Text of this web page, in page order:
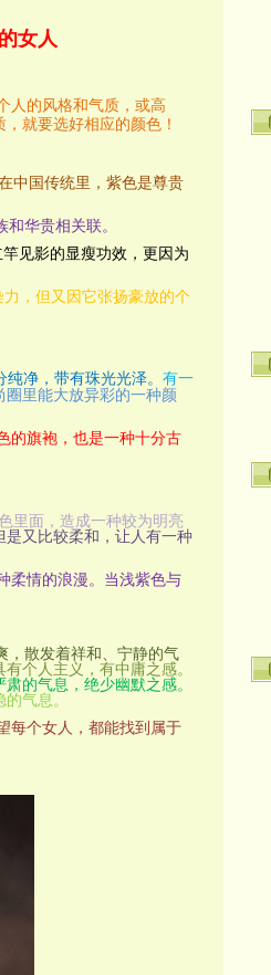
女人
人的风格和气质，或高
就要选好相应的颜色！
中国传统里，紫色是尊贵
华贵相关联。
见影的显瘦功效，更因为
，但又因它张扬豪放的个
净，带有珠光光泽。 有一
圈里能大放异彩的一种颜
的旗袍，也是一种十分古
里面，造成一种较为明亮
又比较柔和，让人有一种
柔情的浪漫。当浅紫色与
，散发着祥和、宁静的气
个人主义，有中庸之感。
的气息，绝少幽默之感。
气息。
每个女人，都能找到属于